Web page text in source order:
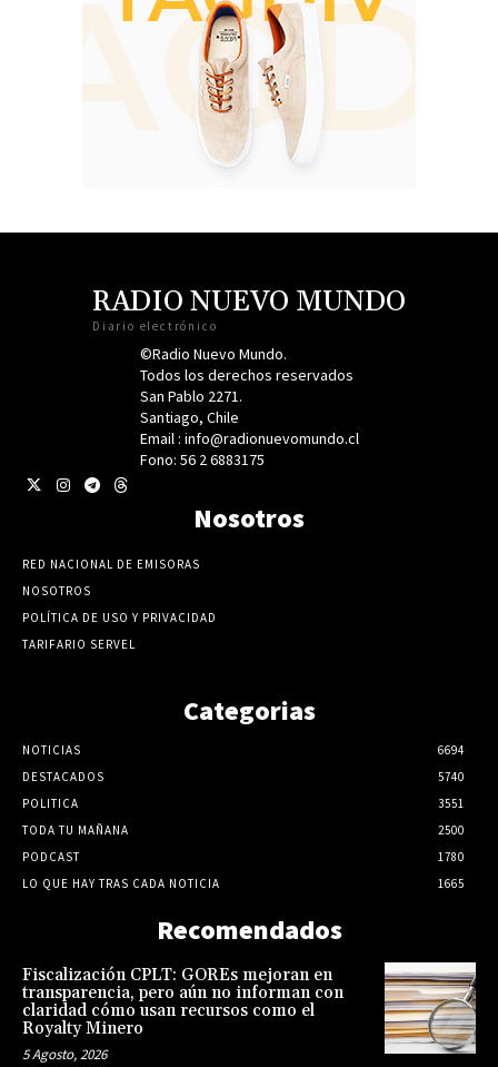
RADIO NUEVO MUNDO
Diario electrónico
©Radio Nuevo Mundo.
Todos los derechos reservados
San Pablo 2271.
Santiago, Chile
Email : info@radionuevomundo.cl
Fono: 56 2 6883175
Nosotros
RED NACIONAL DE EMISORAS
NOSOTROS
POLÍTICA DE USO Y PRIVACIDAD
TARIFARIO SERVEL
Categorias
NOTICIAS
6694
DESTACADOS
5740
POLITICA
3551
TODA TU MAÑANA
2500
PODCAST
1780
LO QUE HAY TRAS CADA NOTICIA
1665
Recomendados
Fiscalización CPLT: GOREs mejoran en
transparencia, pero aún no informan con
claridad cómo usan recursos como el
Royalty Minero
5 Agosto, 2026